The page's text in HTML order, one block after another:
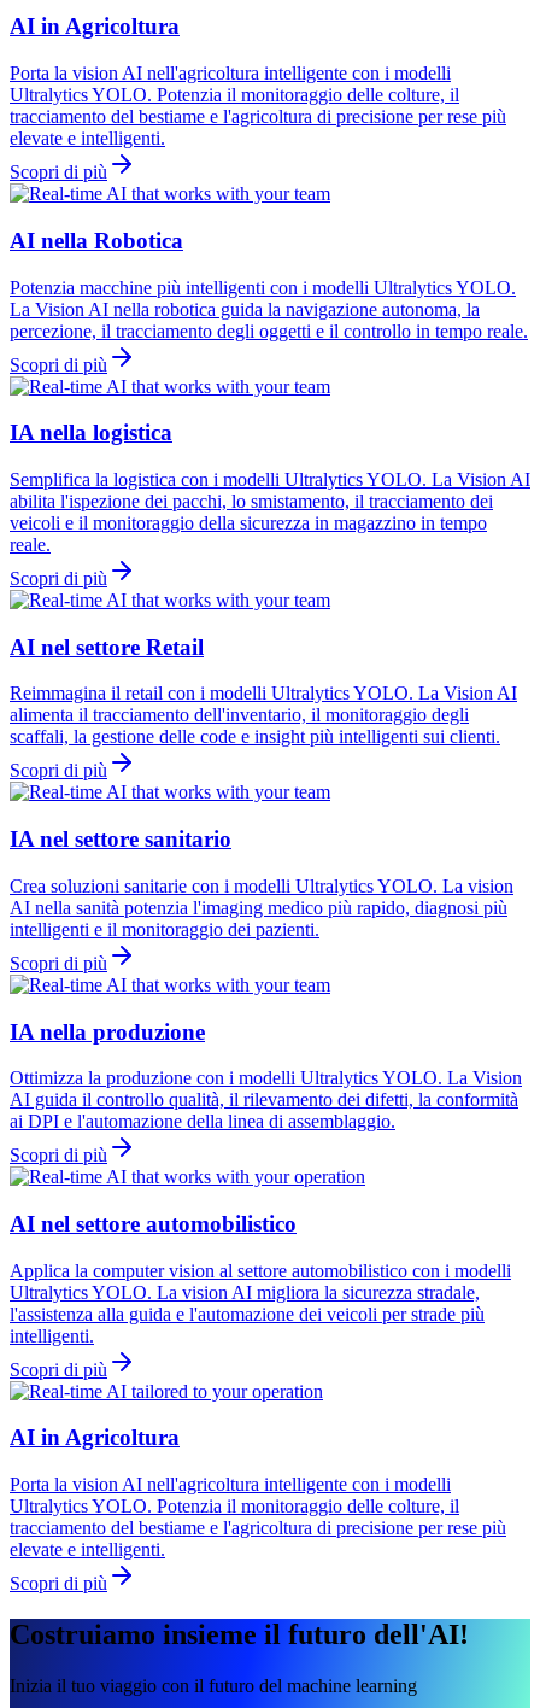
AI in Agricoltura
Porta la vision AI nell'agricoltura intelligente con i modelli
Ultralytics YOLO. Potenzia il monitoraggio delle colture, il
tracciamento del bestiame e l'agricoltura di precisione per rese più
elevate e intelligenti.
Scopri di più
AI nella Robotica
Potenzia macchine più intelligenti con i modelli Ultralytics YOLO.
La Vision AI nella robotica guida la navigazione autonoma, la
percezione, il tracciamento degli oggetti e il controllo in tempo reale.
Scopri di più
IA nella logistica
Semplifica la logistica con i modelli Ultralytics YOLO. La Vision AI
abilita l'ispezione dei pacchi, lo smistamento, il tracciamento dei
veicoli e il monitoraggio della sicurezza in magazzino in tempo
reale.
Scopri di più
AI nel settore Retail
Reimmagina il retail con i modelli Ultralytics YOLO. La Vision AI
alimenta il tracciamento dell'inventario, il monitoraggio degli
scaffali, la gestione delle code e insight più intelligenti sui clienti.
Scopri di più
IA nel settore sanitario
Crea soluzioni sanitarie con i modelli Ultralytics YOLO. La vision
AI nella sanità potenzia l'imaging medico più rapido, diagnosi più
intelligenti e il monitoraggio dei pazienti.
Scopri di più
IA nella produzione
Ottimizza la produzione con i modelli Ultralytics YOLO. La Vision
AI guida il controllo qualità, il rilevamento dei difetti, la conformità
ai DPI e l'automazione della linea di assemblaggio.
Scopri di più
AI nel settore automobilistico
Applica la computer vision al settore automobilistico con i modelli
Ultralytics YOLO. La vision AI migliora la sicurezza stradale,
l'assistenza alla guida e l'automazione dei veicoli per strade più
intelligenti.
Scopri di più
AI in Agricoltura
Porta la vision AI nell'agricoltura intelligente con i modelli
Ultralytics YOLO. Potenzia il monitoraggio delle colture, il
tracciamento del bestiame e l'agricoltura di precisione per rese più
elevate e intelligenti.
Scopri di più
Costruiamo insieme il futuro dell'AI!
Inizia il tuo viaggio con il futuro del machine learning